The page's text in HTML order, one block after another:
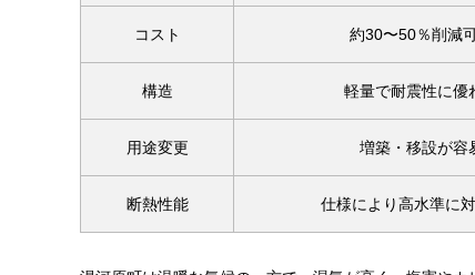
コスト 約30〜50％削減
構造 軽量で耐震性に優
用途変更 増築・移設が容
断熱性能 仕様により高水準に